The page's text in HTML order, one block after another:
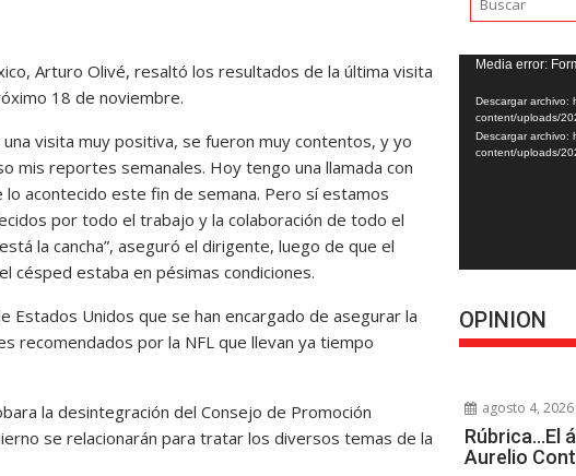
Arturo Olivé, resaltó los resultados de la última visita
18 de noviembre.
visita muy positiva, se fueron muy contentos, y yo
mis reportes semanales. Hoy tengo una llamada con
acontecido este fin de semana. Pero sí estamos
por todo el trabajo y la colaboración de todo el
la cancha”, aseguró el dirigente, luego de que el
césped estaba en pésimas condiciones.
Estados Unidos que se han encargado de asegurar la
recomendados por la NFL que llevan ya tiempo
la desintegración del Consejo de Promoción
se relacionarán para tratar los diversos temas de la
Reproductor
de
vídeo
Media error:
Descargar archivo:
content/uploads/
Descargar archivo:
content/uploads/
OPINION
agosto 4, 2026
Rúbrica…El
Aurelio